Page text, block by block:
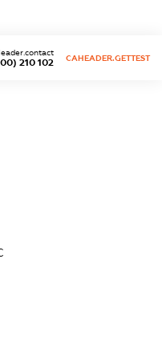
210 102 CAHEADER.GETTEST